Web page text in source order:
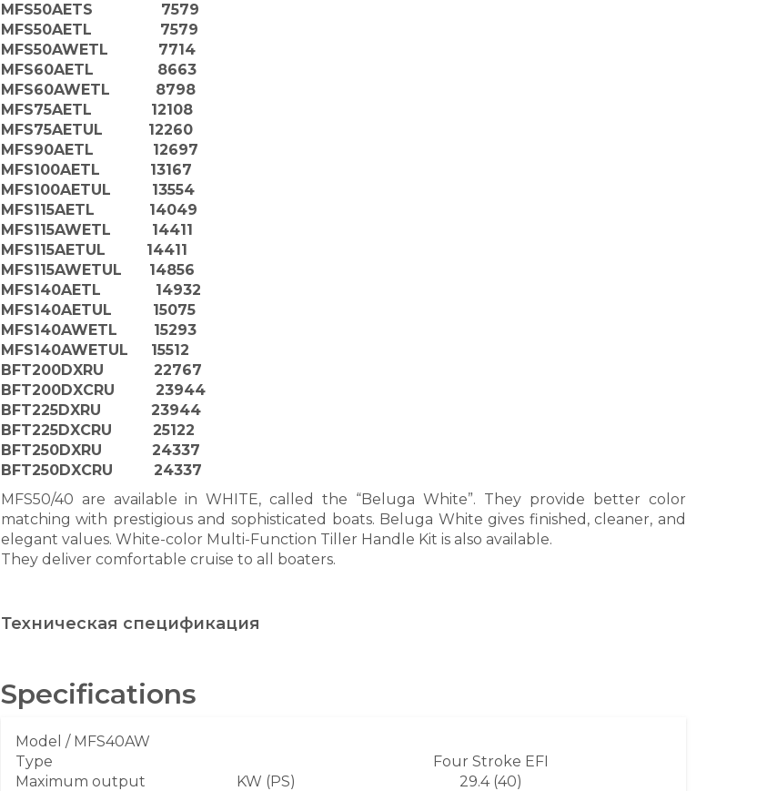
MFS50AETS 7579
MFS50AETL 7579
MFS50AWETL 7714
MFS60AETL 8663
MFS60AWETL 8798
MFS75AETL 12108
MFS75AETUL 12260
MFS90AETL 12697
MFS100AETL 13167
MFS100AETUL 13554
MFS115AETL 14049
MFS115AWETL 14411
MFS115AETUL 14411
MFS115AWETUL 14856
MFS140AETL 14932
MFS140AETUL 15075
MFS140AWETL 15293
MFS140AWETUL 15512
BFT200DXRU 22767
BFT200DXCRU 23944
BFT225DXRU 23944
BFT225DXCRU 25122
BFT250DXRU 24337
BFT250DXCRU 24337
MFS50/40 are available in WHITE, called the “Beluga White”. They provide better color
matching with prestigious and sophisticated boats. Beluga White gives finished, cleaner, and
elegant values. White-color Multi-Function Tiller Handle Kit is also available.
They deliver comfortable cruise to all boaters.
Техническая спецификация
Specifications
Model / MFS40AW
Type
Four Stroke EFI
Maximum output
KW (PS)
29.4 (40)